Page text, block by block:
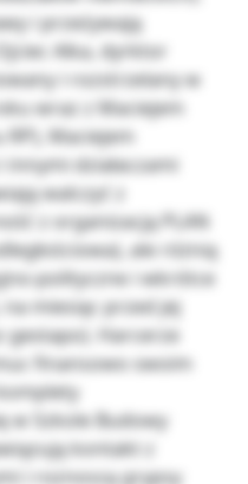
i przeżywają
Alka, dyrktor
i rozstrzelany w
wraz z Maciejem
Maciejem
działaczami
walczyć z
z organizacją PLAN
ale różnią
polityczne i wkrótce
miesiąc przed jej
Harcerze
finansowo swoim
w Szkole Budowy
kontakt z
i roznoszą grypsy